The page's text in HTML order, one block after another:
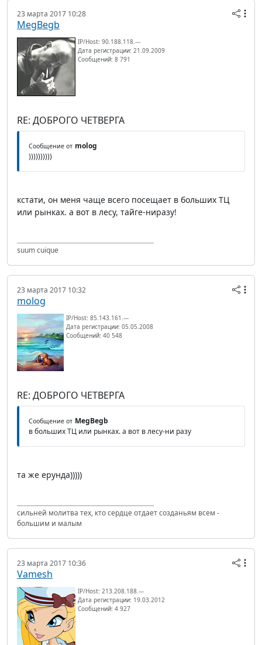
23 марта 2017 10:28
MegBegb
IP/Host: 90.188.118.---
Дата регистрации: 21.09.2009
Сообщений: 8 791
RE: ДОБРОГО ЧЕТВЕРГА
Сообщение от molog
))))))))))
кстати, он меня чаще всего посещает в больших ТЦ
или рынках. а вот в лесу, тайге-ниразу!
suum cuique
23 марта 2017 10:32
molog
IP/Host: 85.143.161.---
Дата регистрации: 05.05.2008
Сообщений: 40 548
RE: ДОБРОГО ЧЕТВЕРГА
Сообщение от MegBegb
в больших ТЦ или рынках. а вот в лесу-ни разу
та же ерунда)))))
сильней молитва тех, кто сердце отдает созданьям всем -
большим и малым
23 марта 2017 10:36
Vamesh
IP/Host: 213.208.188.---
Дата регистрации: 19.03.2012
Сообщений: 4 927